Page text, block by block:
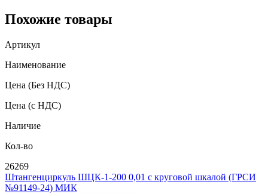
Похожие товары
Артикул
Наименование
Цена (Без НДС)
Цена (с НДС)
Наличие
Кол-во
26269
Штангенциркуль ШЦК-1-200 0,01 с круговой шкалой (ГРСИ
№91149-24) МИК